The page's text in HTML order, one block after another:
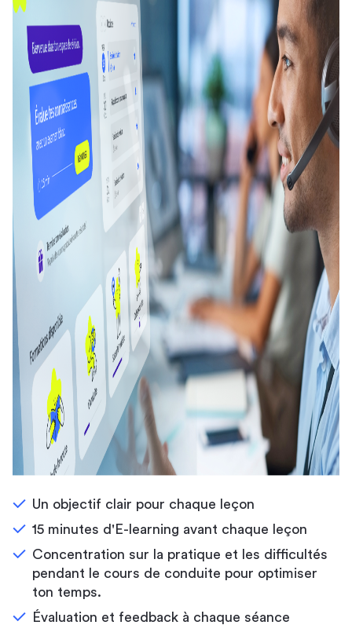
Un objectif clair pour chaque leçon
15 minutes d'E-learning avant chaque leçon
Concentration sur la pratique et les difficultés
pendant le cours de conduite pour optimiser
ton temps.
Évaluation et feedback à chaque séance